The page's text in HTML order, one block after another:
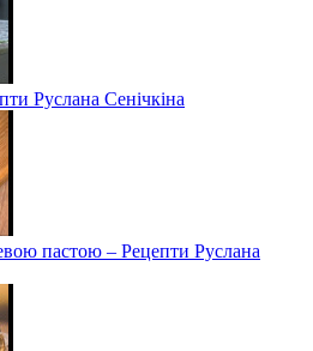
Руслана Сенічкіна
пастою – Рецепти Руслана